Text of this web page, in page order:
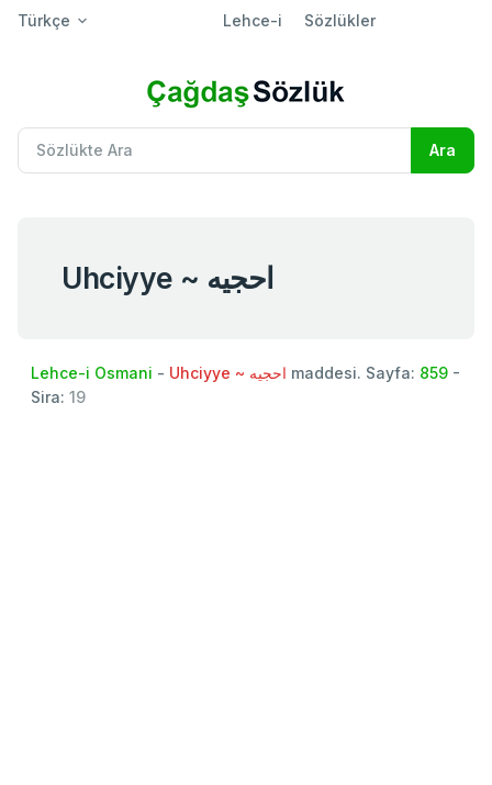
Türkçe Lehce-i Sözlükler
Uhciyye ~ احجيه
Lehce-i Osmani - Uhciyye ~ احجيه maddesi. Sayfa: 859 -
Sira: 19